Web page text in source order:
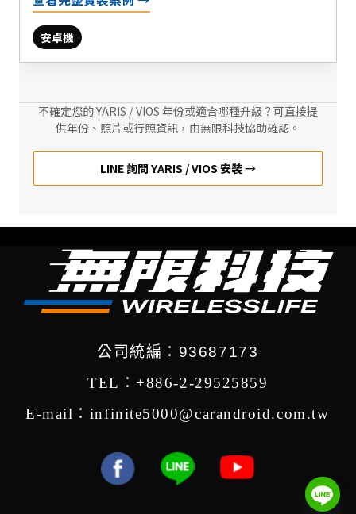
安卓機
不確定您的 YARIS / VIOS 年份或適合哪種升級？可直接提
供年份、照片或行照資訊，由無限科技協助確認。
LINE 詢問 YARIS / VIOS 安裝 →
公司統編：93687173
TEL：+886-2-29525859
E-mail：infinite5000@carandroid.com.tw